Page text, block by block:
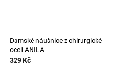
Dámské náušnice z chirurgické
oceli ANILA
329 Kč